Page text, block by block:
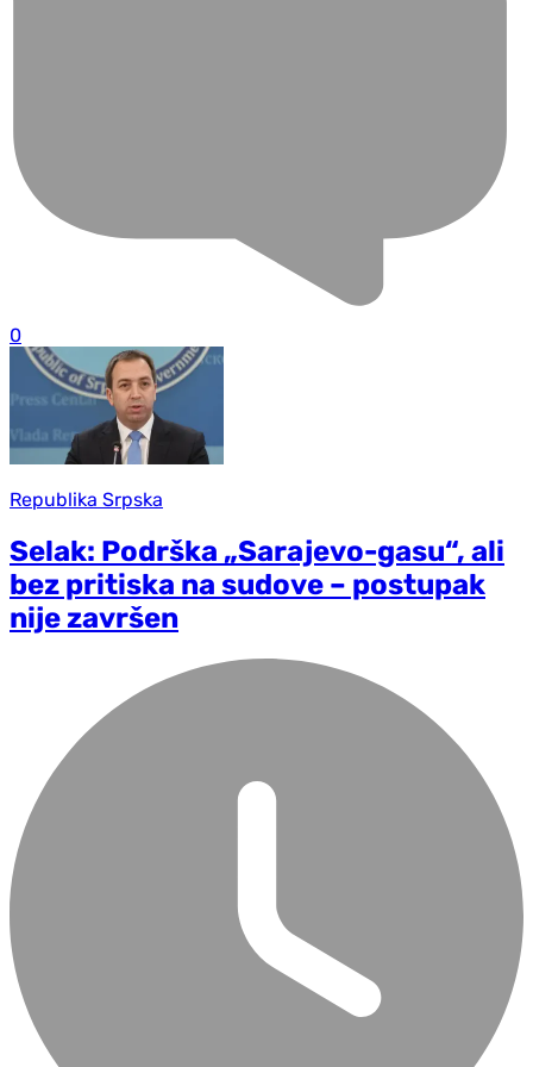
0
Republika Srpska
Selak: Podrška „Sarajevo-gasu“, ali
bez pritiska na sudove – postupak
nije završen